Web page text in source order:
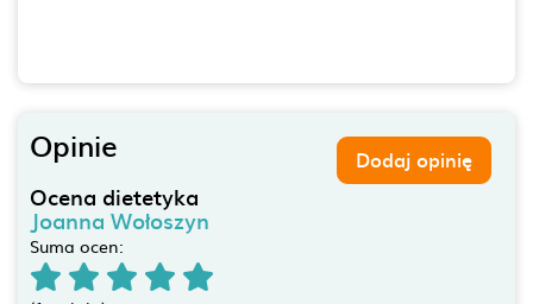
Opinie Dodaj opinię
Ocena dietetyka
Joanna Wołoszyn
Suma ocen: